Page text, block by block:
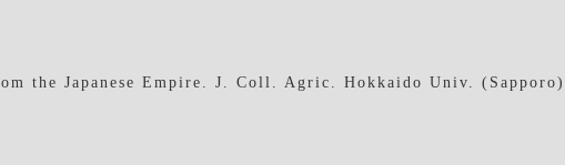
the Japanese Empire. J. Coll. Agric. Hokkaido Univ.